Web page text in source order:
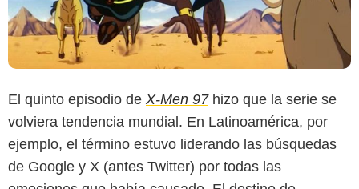
El quinto episodio de X-Men 97 hizo que la serie se
volviera tendencia mundial. En Latinoamérica, por
ejemplo, el término estuvo liderando las búsquedas
de Google y X (antes Twitter) por todas las